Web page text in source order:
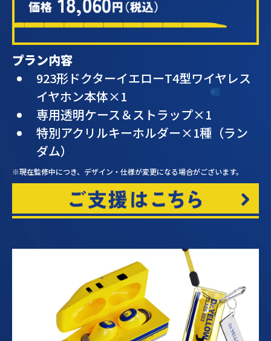
プラン内容
923形ドクターイエローT4型ワイヤレス
イヤホン本体×1
専用透明ケース＆ストラップ×1
特別アクリルキーホルダー×1種（ラン
ダム）
※現在監修中につき、デザイン・仕様が変更になる場合がございます。